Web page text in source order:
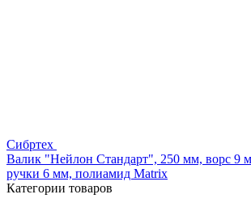
Сибртех
Валик "Нейлон Стандарт", 250 мм, ворс 9
ручки 6 мм, полиамид Matrix
Категории товаров